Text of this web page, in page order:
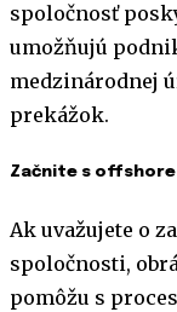
spoločnosť
umožňujú
medzinárodnej
prekážok.
Začnite s
Ak uvažujete o
spoločnosti,
pomôžu s